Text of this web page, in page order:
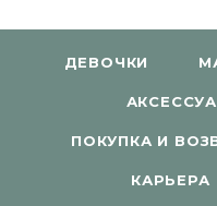
ДЕВОЧКИ
ПОКУПКА И
КАРЬЕРА